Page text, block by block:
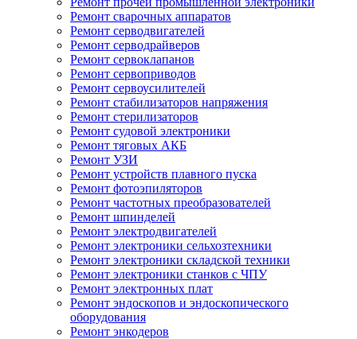
Ремонт сварочных аппаратов
Ремонт серводвигателей
Ремонт серводрайверов
Ремонт сервоклапанов
Ремонт сервоприводов
Ремонт сервоусилителей
Ремонт стабилизаторов напряжения
Ремонт стерилизаторов
Ремонт судовой электроники
Ремонт тяговых АКБ
Ремонт УЗИ
Ремонт устройств плавного пуска
Ремонт фотоэпиляторов
Ремонт частотных преобразователей
Ремонт шпинделей
Ремонт электродвигателей
Ремонт электроники сельхозтехники
Ремонт электроники складской техники
Ремонт электроники станков с ЧПУ
Ремонт электронных плат
Ремонт эндоскопов и эндоскопического
оборудования
Ремонт энкодеров